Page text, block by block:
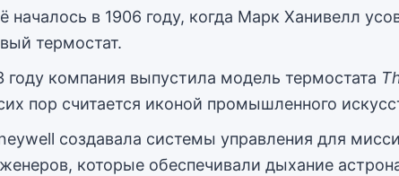
началось в 1906 году, когда Марк Ханивелл
термостат.
году компания выпустила модель термостата
пор считается иконой промышленного
создавала системы управления для
которые обеспечивали дыхание